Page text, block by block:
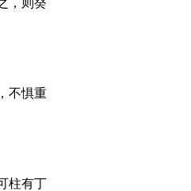
，则癸
不惧重
柱有丁